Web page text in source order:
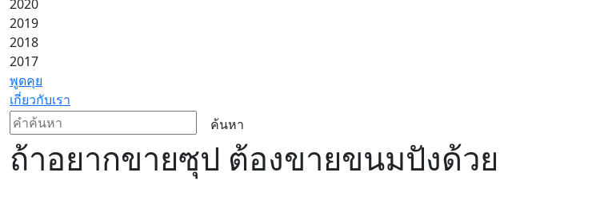
2020
2019
2018
2017
พูดคุย
เกี่ยวกับเรา
ค้นหา
ถ้าอยากขายซุป ต้องขายขนมปังด้วย